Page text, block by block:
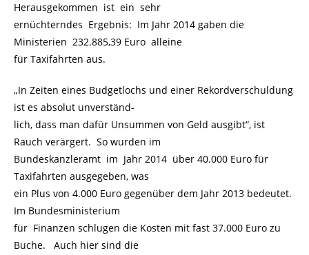
Herausgekommen ist ein sehr
ernüchterndes Ergebnis: Im Jahr 2014 gaben die
Ministerien 232.885,39 Euro alleine
für Taxifahrten aus.
„In Zeiten eines Budgetlochs und einer Rekordverschuldung
ist es absolut unverständ-
lich, dass man dafür Unsummen von Geld ausgibt“, ist
Rauch verärgert. So wurden im
Bundeskanzleramt im Jahr 2014 über 40.000 Euro für
Taxifahrten ausgegeben, was
ein Plus von 4.000 Euro gegenüber dem Jahr 2013 bedeutet.
Im Bundesministerium
für Finanzen schlugen die Kosten mit fast 37.000 Euro zu
Buche. Auch hier sind die